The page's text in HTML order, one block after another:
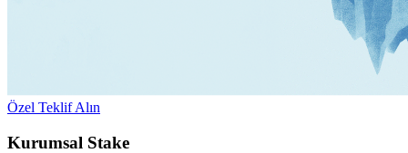
Özel Teklif Alın
Kurumsal Stake